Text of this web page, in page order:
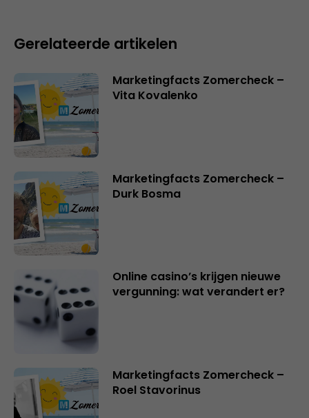
Gerelateerde artikelen
Marketingfacts Zomercheck –
Vita Kovalenko
Marketingfacts Zomercheck –
Durk Bosma
Online casino’s krijgen nieuwe
vergunning: wat verandert er?
Marketingfacts Zomercheck –
Roel Stavorinus